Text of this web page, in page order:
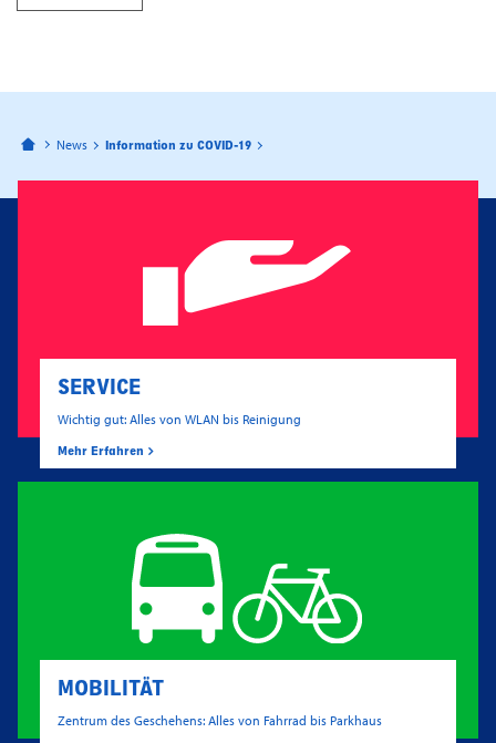
Bahnhofspassagen Potsdam
News Information zu COVID-19
SERVICE
Wichtig gut: Alles von WLAN bis Reinigung
Mehr Erfahren
MOBILITÄT
Zentrum des Geschehens: Alles von Fahrrad bis Parkhaus